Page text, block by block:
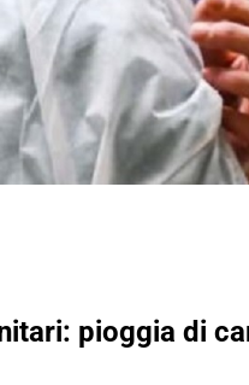
pioggia di